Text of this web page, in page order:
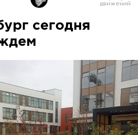
сегодня